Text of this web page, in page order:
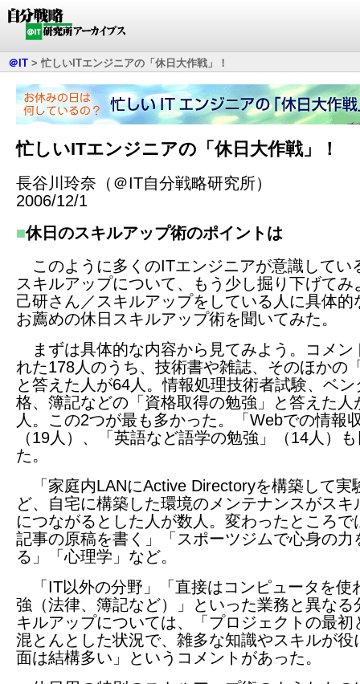
＠IT >忙しいITエンジニアの「休日大作戦」！
忙しいITエンジニアの「休日大作戦」！
長谷川玲奈（＠IT自分戦略研究所）
2006/12/1
■休日のスキルアップ術のポイントは
このように多くのITエンジニアが意識してい
スキルアップについて、もう少し掘り下げてみ
己研さん／スキルアップをしている人に具体的
お薦めの休日スキルアップ術を聞いてみた。
まずは具体的な内容から見てみよう。コメン
れた178人のうち、技術書や雑誌、そのほかの
と答えた人が64人。情報処理技術者試験、ベン
格、簿記などの「資格取得の勉強」と答えた人
人。この2つが最も多かった。「Webでの情報
（19人）、「英語など語学の勉強」（14人）
た。
「家庭内LANにActive Directoryを構築して実
ど、自宅に構築した環境のメンテナンスがスキ
につながるとした人が数人。変わったところで
記事の原稿を書く」「スポーツジムで心身の力
る」「心理学」など。
「IT以外の分野」「直接はコンピュータを使
強（法律、簿記など）」といった業務と異なる
キルアップについては、「プロジェクトの最初
混とんとした状況で、雑多な知識やスキルが役
面は結構多い」というコメントがあった。